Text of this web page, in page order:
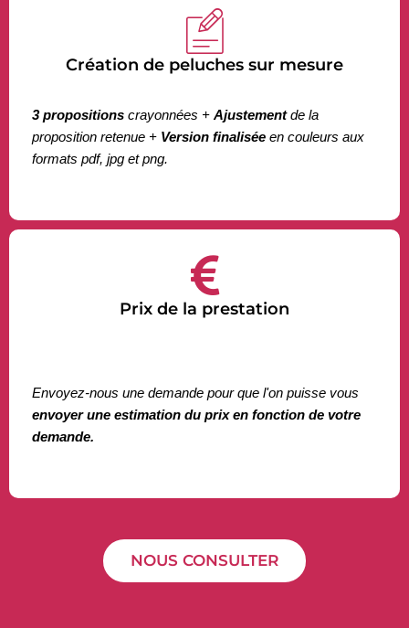
Création de peluches sur mesure
3 propositions crayonnées + Ajustementde la
proposition retenue + Version finalisée en couleurs aux
formats pdf, jpg et png.
Prix de la prestation
Envoyez-nous une demande pour que l'on puisse vous
envoyer une estimation du prix en fonction de votre
demande.
NOUS CONSULTER